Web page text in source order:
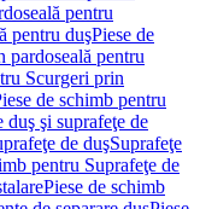
pentru
pentru duşPiese de
pentru
Scurgeri prin
de schimb pentru
duş şi suprafeţe de
de duşSuprafeţe
pentru Suprafeţe de
Piese de schimb